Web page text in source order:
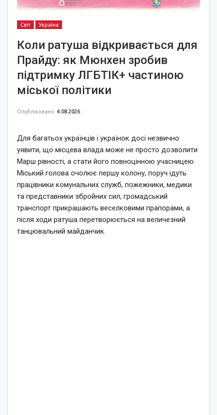
Світ Україна
Коли ратуша відкривається для
Прайду: як Мюнхен зробив
підтримку ЛГБТІК+ частиною
міської політики
Опубліковано 4.08.2026
Для багатьох українців і українок досі незвично
уявити, що місцева влада може не просто дозволити
Марш рівності, а стати його повноцінною учасницею.
Міський голова очолює першу колону, поруч ідуть
працівники комунальних служб, пожежники, медики
та представники збройних сил, громадський
транспорт прикрашають веселковими прапорами, а
після ходи ратуша перетворюється на величезний
танцювальний майданчик.